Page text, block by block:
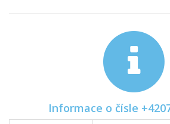
Informace o čísle